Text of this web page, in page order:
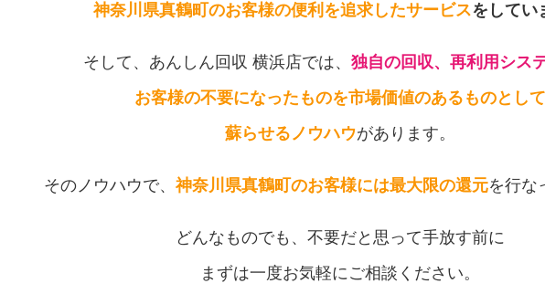
神奈川県真鶴町のお客様の便利を追求したサービスをしてい
そして、あんしん回収 横浜店では、 独自の回収、再利用シス
お客様の不要になったものを市場価値のあるものとして
蘇らせるノウハウがあります。
そのノウハウで、 神奈川県真鶴町のお客様には最大限の還元を行な
どんなものでも、不要だと思って手放す前に
まずは一度お気軽にご相談ください。